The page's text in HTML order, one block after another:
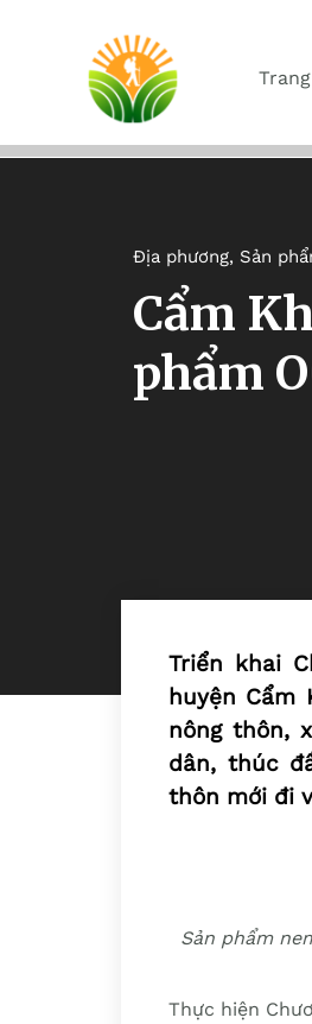
Địa phương, Sản
Cẩm
phẩm
Triển khai
huyện Cẩm
nông thôn,
dân, thúc
thôn mới đi
Sản phẩm
Thực hiện